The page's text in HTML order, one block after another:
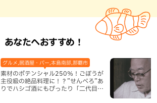
あなたへおすすめ！
素材のポテンシャル250％！ごぼうが
主役級の絶品料理に！？”せんべろ”あ
りでハシゴ酒にもぴったり「二代目ふ
グルメ,居酒屋・バー,本島南部,那覇市